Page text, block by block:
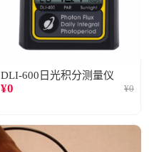
DLI-600日光积分测量仪
¥0 ¥0